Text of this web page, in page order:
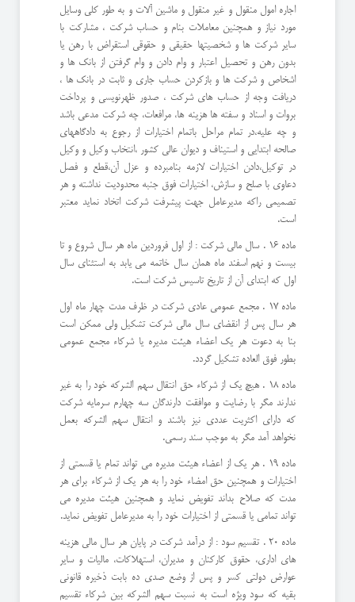
اجاره امول منقول و غير منقول و ماشين آلات و به طور كلي وسايل
مورد نياز و همچنين معاملات بنام و حساب شركت ، مشاركت با
ساير شركت ها و شخصيتها حقيقي و حقوقي استقراض با رهن يا
بدون رهن و تحصيل اعتبار و وام دادن و وام گرفتن از بانك ها و
اشخاص و شركت ها و بازكردن حساب جاري و ثابت در بانك ها ،
دريافت وجه از حساب هاي شركت ، صدور ظهرنويسي و پرداخت
بروات و اسناد و سفته ها هزينه ها، مرافعات، چه شركت مدعي باشد
و چه عليه،در تمام مراحل باتمام اختيارات از رجوع به دادگاههاي
صالحه ابتدايي و استيناف و ديوان عالي كشور ،انتخاب وكيل و وكيل
در توكيل،دادن اختيارات لازمه بنامبرده و عزل آن،قطع و فصل
دعاوي با صلح و سازش، اختيارات فوق جنبه محدوديت نداشته و هر
تصميمي راكه مديرعامل جهت پيشرفت شركت اتخاد نمايد معتبر
است.
ماده 16 . سال مالي شركت : از اول فروردین ماه هر سال شروع و تا
بیست و نهم اسفند ماه همان سال خاتمه می یابد به استثنای سال
اول که ابتدای آن از تاریخ تاسیس شرکت است.
ماده 17 . مجمع عمومي عادي شركت در ظرف مدت چهار ماه اول
هر سال پس از انقضاي سال مالي شركت تشكيل ولي ممكن است
بنا به دعوت هر يك اعضاء هيئت مديره يا شركاء مجمع عمومي
بطور فوق العاده تشكيل گردد.
ماده 18 . هيچ يك از شركاء حق انتقال سهم الشركه خود را به غير
ندارند مگر با رضايت و موافقت دارندگان سه چهارم سرمايه شركت
كه داراي اكثريت عددي نيز باشند و انتقال سهم الشركه بعمل
نخواهد آمد مگر به موجب سند رسمي.
ماده 19 . هر يك از اعضاء هيئت مديره مي تواند تمام يا قسمتي از
اختيارات و همچنين حق امضاء خود را به هر يك از شركاء براي هر
مدت كه صلاح بداند تفويض نمايد و همچنين هيئت مديره مي
تواند تمامي يا قسمتي از اختيارات خود را به مديرعامل تفويض نمايد.
ماده 20 . تقسيم سود : از درآمد شركت در پايان هر سال مالي هزينه
هاي اداري، حقوق كاركنان و مديران، استهلاكات، ماليات و ساير
عوارض دولتي كسر و پس از وضع صدي ده بابت ذخيره قانوني
بقيه كه سود ويژه است به نسبت سهم الشركه بين شركاء تقسيم